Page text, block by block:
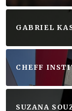
GABRIEL
CHEFF
SUZANA